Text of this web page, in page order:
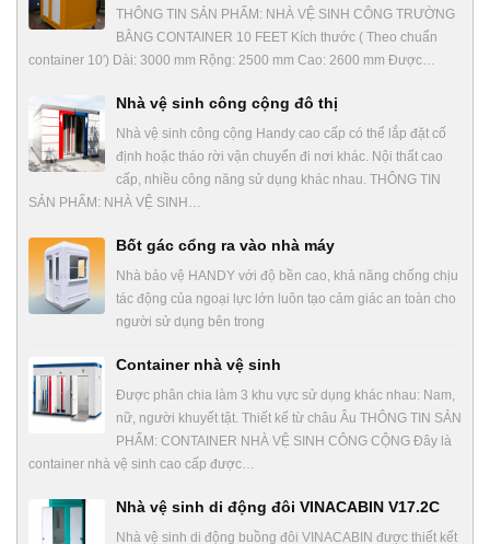
THÔNG TIN SẢN PHẨM: NHÀ VỆ SINH CÔNG TRƯỜNG
BẰNG CONTAINER 10 FEET Kích thước ( Theo chuẩn
container 10′) Dài: 3000 mm Rộng: 2500 mm Cao: 2600 mm Được…
Nhà vệ sinh công cộng đô thị
Nhà vệ sinh công cộng Handy cao cấp có thể lắp đặt cố
định hoặc tháo rời vận chuyển đi nơi khác. Nội thất cao
cấp, nhiều công năng sử dụng khác nhau. THÔNG TIN
SẢN PHẨM: NHÀ VỆ SINH…
Bốt gác cổng ra vào nhà máy
Nhà bảo vệ HANDY với độ bền cao, khả năng chống chịu
tác động của ngoại lực lớn luôn tạo cảm giác an toàn cho
người sử dụng bên trong
Container nhà vệ sinh
Được phân chia làm 3 khu vực sử dụng khác nhau: Nam,
nữ, người khuyết tật. Thiết kế từ châu Âu THÔNG TIN SẢN
PHẨM: CONTAINER NHÀ VỆ SINH CÔNG CỘNG Đây là
container nhà vệ sinh cao cấp được…
Nhà vệ sinh di động đôi VINACABIN V17.2C
Nhà vệ sinh di động buồng đôi VINACABIN được thiết kết